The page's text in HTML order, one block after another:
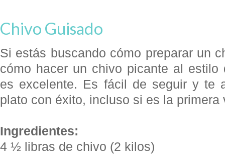
Chivo Guisado
Si estás buscando cómo preparar un
cómo hacer un chivo picante al estilo
es excelente. Es fácil de seguir y te
plato con éxito, incluso si es la primera
Ingredientes:
4 ½ libras de chivo (2 kilos)